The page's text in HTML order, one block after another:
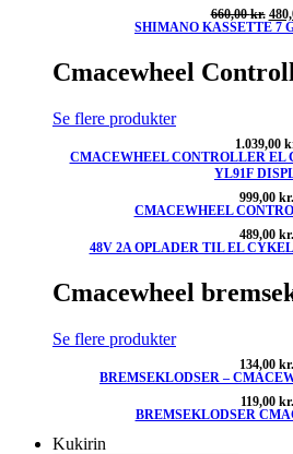
660,00kr. Den
var:
SHIMANO KASSETTE 7
Cmacewheel
Se flere produkter
1.039,00
CMACEWHEEL CONTROLLER EL
YL91F
999,00 kr.
CMACEWHEEL
489,00 kr.
48V 2A OPLADER TIL EL
Cmacewheel
Se flere produkter
134,00 kr.
BREMSEKLODSER –
119,00 kr.
BREMSEKLODSER
Kukirin